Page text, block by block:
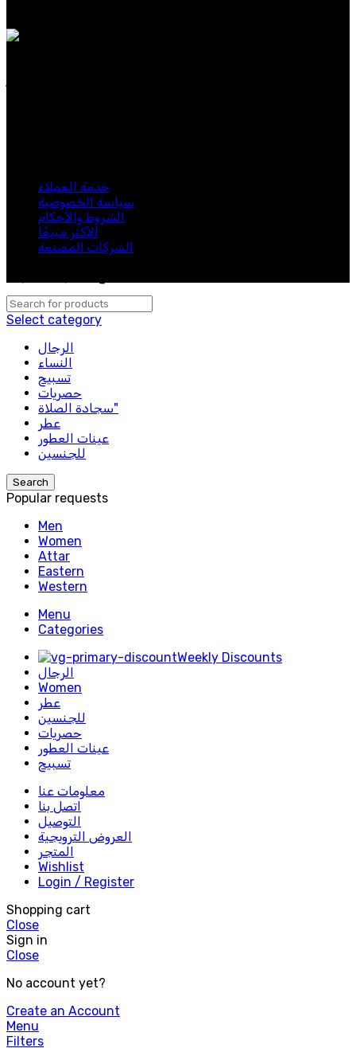
خدمة العملاء
سياسة الخصوصية
الشروط والأحكام
الأكثر مبيعًا
الشركات المصنعة
Select category
الرجال
النساء
تسبيح
حصريات
سجادة الصلاة"
عطر
عينات العطور
للجنسين
Search
Popular requests
Men
Women
Attar
Eastern
Western
Menu
Categories
Weekly Discounts
الرجال
Women
عطر
للجنسين
حصريات
عينات العطور
تسبيح
معلومات عنا
اتصل بنا
التوصيل
العروض الترويجية
المتجر
Wishlist
Login / Register
Shopping cart
Close
Sign in
Close
No account yet?
Create an Account
Menu
Filters